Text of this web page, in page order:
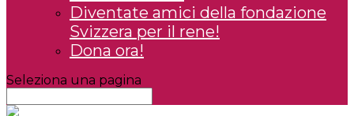
Diventate amici della fondazione
Svizzera per il rene!
Dona ora!
Seleziona una pagina